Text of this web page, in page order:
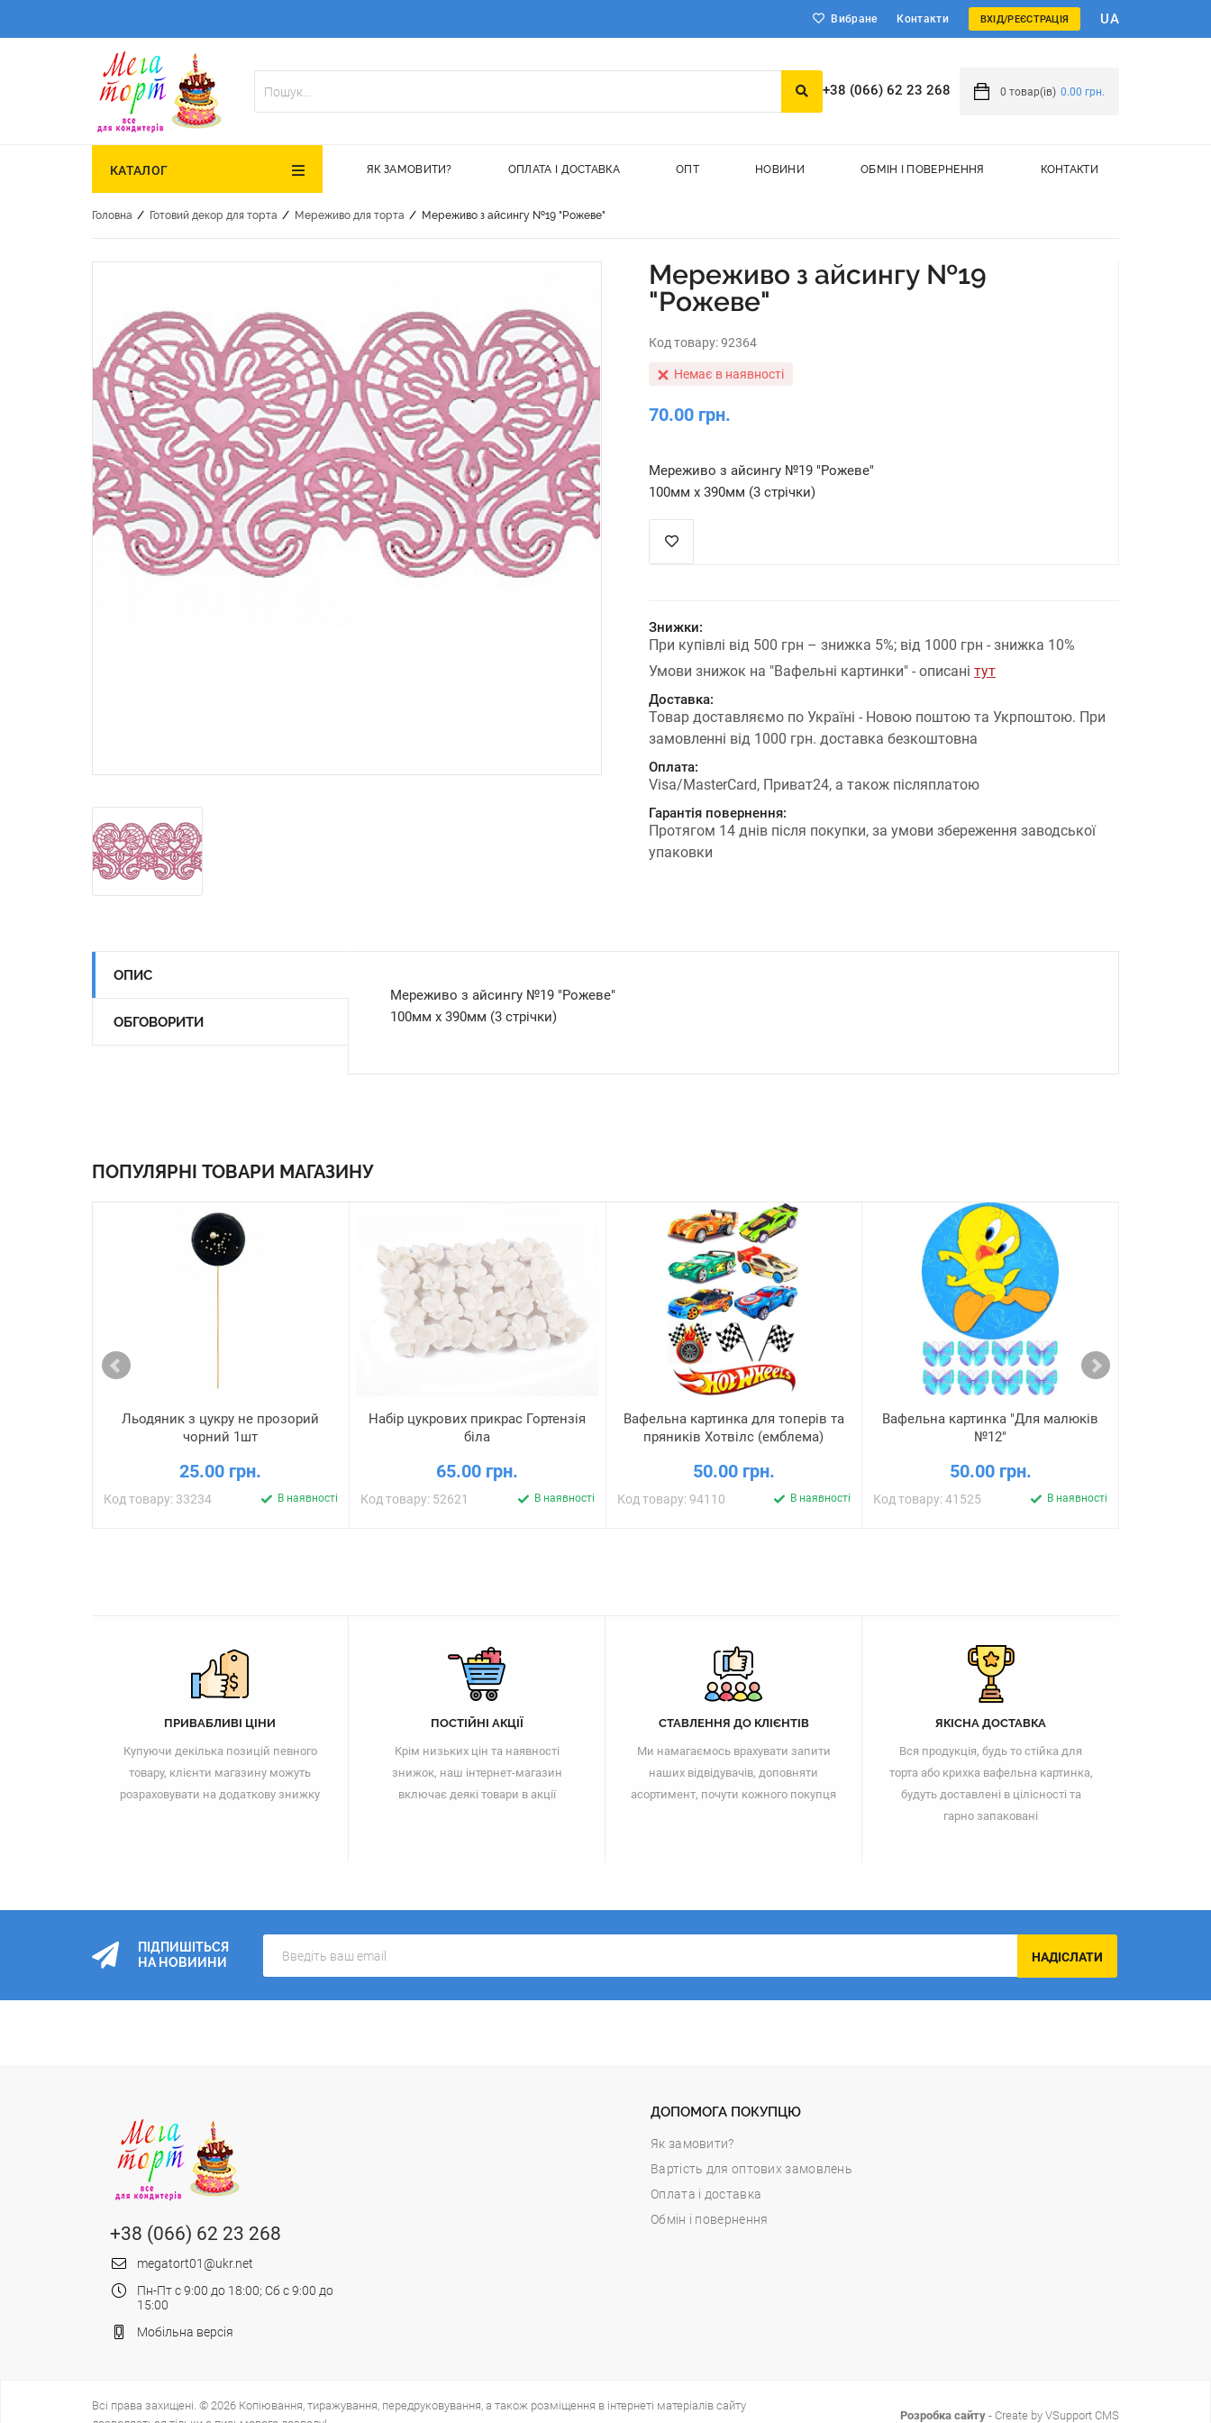
Вибране Контакти ВХІД/РЕЄСТРАЦІЯ UA
+38 (066) 62 23 268 0 товар(ів) 0.00 грн.
КАТАЛОГ ЯК ЗАМОВИТИ? ОПЛАТА І ДОСТАВКА ОПТ НОВИНИ ОБМІН І ПОВЕРНЕННЯ КОНТАКТИ
Головна / Готовий декор для торта / Мереживо для торта / Мереживо з айсингу №19 "Рожеве"
Мереживо з айсингу №19
"Рожеве"
Код товару:92364
Немає в наявності
70.00 грн.
Мереживо з айсингу №19 "Рожеве"
100мм х 390мм (3 стрічки)
Знижки:
При купівлі від 500 грн – знижка 5%; від 1000 грн - знижка 10%
Умови знижок на "Вафельні картинки" - описані тут
Доставка:
Товар доставляємо по Україні - Новою поштою та Укрпоштою. При
замовленні від 1000 грн. доставка безкоштовна
Оплата:
Visa/MasterCard, Приват24, а також післяплатою
Гарантія повернення:
Протягом 14 днів після покупки, за умови збереження заводської
упаковки
ОПИС
ОБГОВОРИТИ
Мереживо з айсингу №19 "Рожеве"
100мм х 390мм (3 стрічки)
ПОПУЛЯРНІ ТОВАРИ МАГАЗИНУ
Льодяник з цукру не прозорий
чорний 1шт
25.00 грн.
Код товару: 33234 В наявності
Набір цукрових прикрас Гортензія
біла
65.00 грн.
Код товару: 52621 В наявності
Вафельна картинка для топерів та
пряників Хотвілс (емблема)
50.00 грн.
Код товару: 94110 В наявності
Вафельна картинка "Для малюків
№12"
50.00 грн.
Код товару: 41525 В наявності
ПРИВАБЛИВІ ЦІНИ
Купуючи декілька позицій певного
товару, клієнти магазину можуть
розраховувати на додаткову знижку
ПОСТІЙНІ АКЦІЇ
Крім низьких цін та наявності
знижок, наш інтернет-магазин
включає деякі товари в акції
СТАВЛЕННЯ ДО КЛІЄНТІВ
Ми намагаємось врахувати запити
наших відвідувачів, доповняти
асортимент, почути кожного покупця
ЯКІСНА ДОСТАВКА
Вся продукція, будь то стійка для
торта або крихка вафельна картинка,
будуть доставлені в цілісності та
гарно запаковані
ПІДПИШІТЬСЯ
НА НОВИИНИ
НАДІСЛАТИ
+38 (066) 62 23 268
megatort01@ukr.net
Пн-Пт с 9:00 до 18:00; Сб с 9:00 до
15:00
Мобільна версія
ДОПОМОГА ПОКУПЦЮ
Як замовити?
Вартість для оптових замовлень
Оплата і доставка
Обмін і повернення
Всі права захищені. © 2026 Копіювання, тиражування, передруковування, а також розміщення в інтернеті матеріалів сайту
Розробка сайту - Create by VSupport CMS